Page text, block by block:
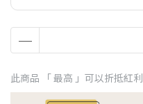
此商品 「 最高 」可以折抵紅利